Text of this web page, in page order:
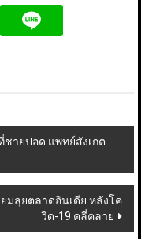
ชายปอด แพทย์สังเกต
มลุยตลาดอินเดีย หลังโค
วิด-19 คลี่คลาย